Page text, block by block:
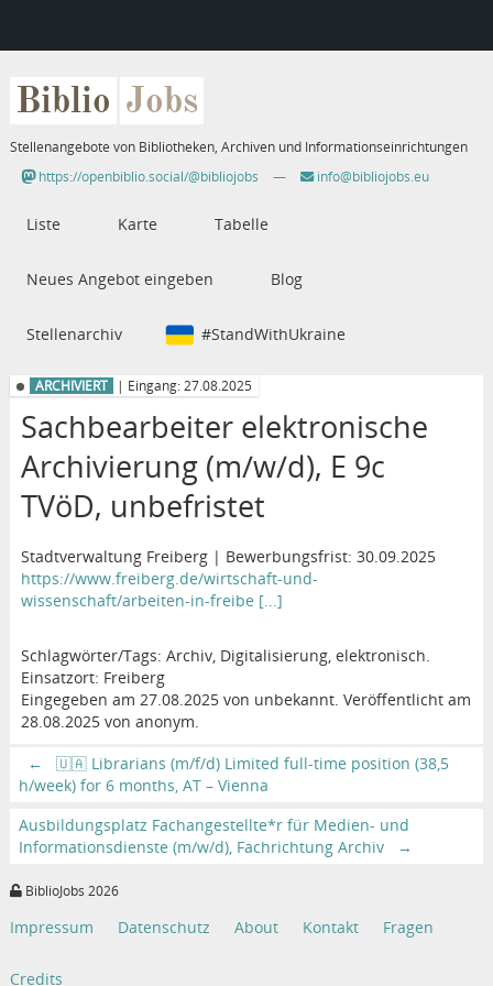
Biblio Jobs
Stellenangebote von Bibliotheken, Archiven und Informationseinrichtungen
https://openbiblio.social/@bibliojobs
— info@bibliojobs.eu
Liste Karte Tabelle
Neues Angebot eingeben Blog
Stellenarchiv #StandWithUkraine
ARCHIVIERT | Eingang: 27.08.2025
Sachbearbeiter elektronische
Archivierung (m/w/d), E 9c
TVöD, unbefristet
Stadtverwaltung Freiberg | Bewerbungsfrist: 30.09.2025
https://www.freiberg.de/wirtschaft-und-
wissenschaft/arbeiten-in-freibe [...]
Schlagwörter/Tags: Archiv, Digitalisierung, elektronisch.
Einsatzort: Freiberg
Eingegeben am 27.08.2025 von unbekannt. Veröffentlicht am
28.08.2025 von anonym.
←
🇺🇦 Librarians (m/f/d) Limited full-time position (38,5
h/week) for 6 months, AT – Vienna
Ausbildungsplatz Fachangestellte*r für Medien- und
Informationsdienste (m/w/d), Fachrichtung Archiv
→
BiblioJobs 2026
Impressum Datenschutz About Kontakt Fragen
Credits